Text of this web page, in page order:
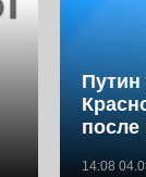
после
14:08